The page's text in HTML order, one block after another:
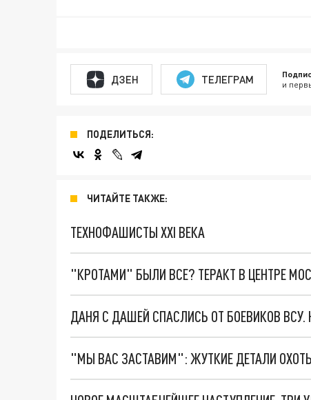
ДЗЕН ТЕЛЕГРАМ и
ПОДЕЛИТЬСЯ:
ЧИТАЙТЕ ТАКЖЕ:
ТЕХНОФАШИСТЫ XXI ВЕКА
"КРОТАМИ" БЫЛИ ВСЕ? ТЕРАКТ В ЦЕНТРЕ
ДАНЯ С ДАШЕЙ СПАСЛИСЬ ОТ БОЕВИКОВ